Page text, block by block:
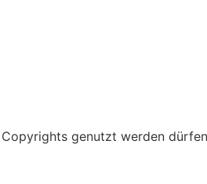
genutzt werden